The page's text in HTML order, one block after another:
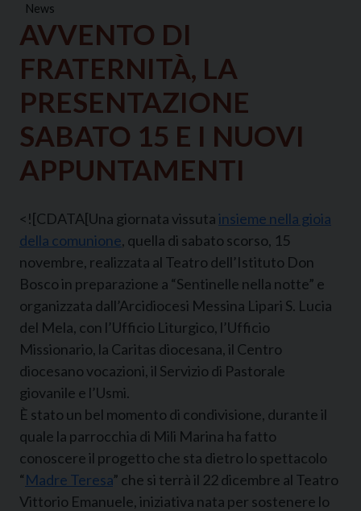
News
AVVENTO DI
FRATERNITÀ, LA
PRESENTAZIONE
SABATO 15 E I NUOVI
APPUNTAMENTI
<![CDATA[Una giornata vissutainsieme nella gioia
della comunione, quella di sabato scorso, 15
novembre, realizzata al Teatro dell’Istituto Don
Bosco in preparazione a “Sentinelle nella notte” e
organizzata dall’Arcidiocesi Messina Lipari S. Lucia
del Mela, con l’Ufficio Liturgico, l’Ufficio
Missionario, la Caritas diocesana, il Centro
diocesano vocazioni, il Servizio di Pastorale
giovanile e l’Usmi.
È stato un bel momento di condivisione, durante il
quale la parrocchia di Mili Marina ha fatto
conoscere il progetto che sta dietro lo spettacolo
“Madre Teresa” che si terrà il 22 dicembre al Teatro
Vittorio Emanuele, iniziativa nata per sostenere lo